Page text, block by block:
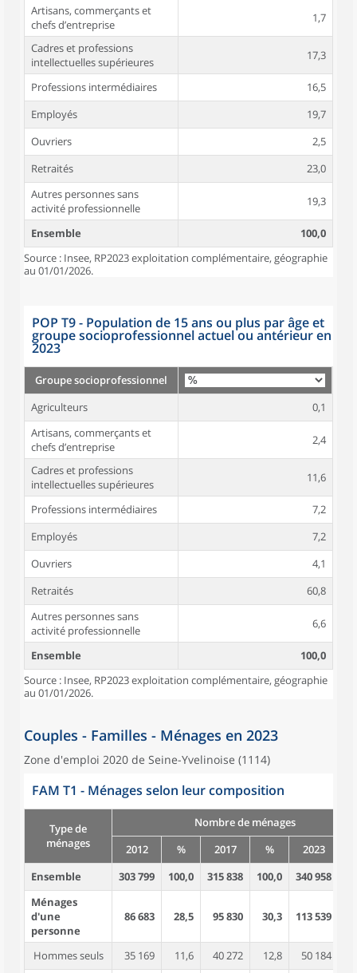
Artisans, commerçants et
chefs d’entreprise
1,7
Cadres et professions
intellectuelles supérieures
17,3
Professions intermédiaires
16,5
Employés
19,7
Ouvriers
2,5
Retraités
23,0
Autres personnes sans
activité professionnelle
19,3
Ensemble
100,0
Source : Insee, RP2023 exploitation complémentaire, géographie
au 01/01/2026.
POP T9 - Population de 15 ans ou plus par âge et
groupe socioprofessionnel actuel ou antérieur en
2023
Groupe socioprofessionnel
Agriculteurs
0,1
Artisans, commerçants et
chefs d’entreprise
2,4
Cadres et professions
intellectuelles supérieures
11,6
Professions intermédiaires
7,2
Employés
7,2
Ouvriers
4,1
Retraités
60,8
Autres personnes sans
activité professionnelle
6,6
Ensemble
100,0
Source : Insee, RP2023 exploitation complémentaire, géographie
au 01/01/2026.
Couples - Familles - Ménages en 2023
Zone d'emploi 2020 de Seine-Yvelinoise (1114)
FAM T1 - Ménages selon leur composition
Type de
ménages
Nombre de ménages
2012
% 2017 % 2023
Ensemble
303 799 100,0 315 838 100,0 340 958
Ménages
d'une
personne
86 683 28,5 95 830 30,3 113 539
Hommes seuls 35 169 11,6 40 272 12,8 50 184